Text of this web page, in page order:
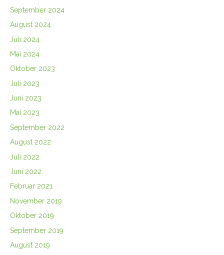
September 2024
August 2024
Juli 2024
Mai 2024
Oktober 2023
Juli 2023
Juni 2023
Mai 2023
September 2022
August 2022
Juli 2022
Juni 2022
Februar 2021
November 2019
Oktober 2019
September 2019
August 2019